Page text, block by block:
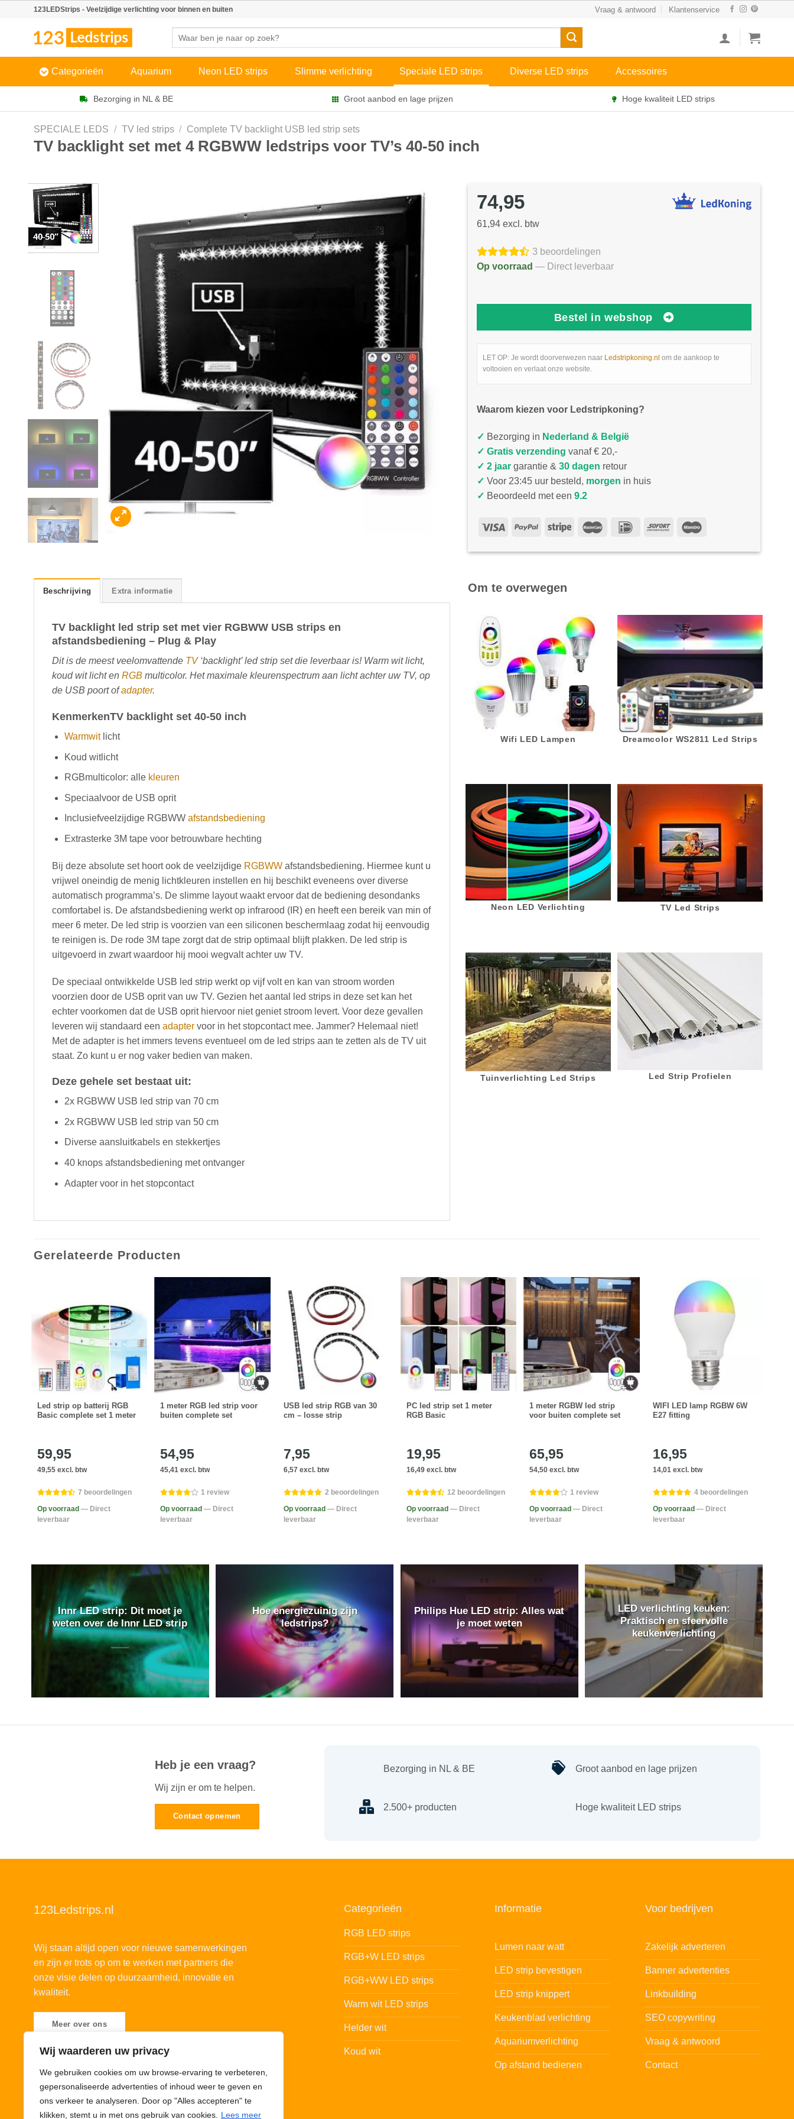
Wij waarderen uw privacy
We gebruiken cookies om uw browse-ervaring te verbeteren,
gepersonaliseerde advertenties of inhoud weer te geven en
ons verkeer te analyseren. Door op "Alles accepteren" te
klikken, stemt u in met ons gebruik van cookies.
Lees meer
123LEDStrips - Veelzijdige verlichting voor binnen en buiten Vraag & antwoord Klantenservice
Categorieën Aquarium Neon LED strips Slimme verlichting Speciale LED strips Diverse LED strips Accessoires
Bezorging in NL & BE Groot aanbod en lage prijzen Hoge kwaliteit LED strips
SPECIALE LEDS / TV led strips / Complete TV backlight USB led strip sets
TV backlight set met 4 RGBWW ledstrips voor TV’s 40-50 inch
74,95
61,94 excl. btw
3 beoordelingen
Op voorraad — Direct leverbaar
Bestel in webshop
LET OP: Je wordt doorverwezen naar Ledstripkoning.nl om de aankoop te
voltooien en verlaat onze website.
Waarom kiezen voor Ledstripkoning?
✓ Bezorging in Nederland & België
✓ Gratis verzending vanaf € 20,-
✓ 2 jaar garantie & 30 dagen retour
✓ Voor 23:45 uur besteld, morgen in huis
✓ Beoordeeld met een 9.2
Beschrijving Extra informatie
TV backlight led strip set met vier RGBWW USB strips en
afstandsbediening – Plug & Play
Dit is de meest veelomvattende TV‘backlight’ led strip set die leverbaar is! Warm wit licht,
koud wit licht en RGB multicolor. Het maximale kleurenspectrum aan licht achter uw TV, op
de USB poort ofadapter.
KenmerkenTV backlight set 40-50 inch
Warmwitlicht
Koud witlicht
RGBmulticolor: alle kleuren
Speciaalvoor de USB oprit
Inclusiefveelzijdige RGBWW afstandsbediening
Extrasterke 3M tape voor betrouwbare hechting
Bij deze absolute set hoort ook de veelzijdige RGBWW afstandsbediening. Hiermee kunt u
vrijwel oneindig de menig lichtkleuren instellen en hij beschikt eveneens over diverse
automatisch programma’s. De slimme layout waakt ervoor dat de bediening desondanks
comfortabel is. De afstandsbediening werkt op infrarood (IR) en heeft een bereik van min of
meer 6 meter. De led strip is voorzien van een siliconen beschermlaag zodat hij eenvoudig
te reinigen is. De rode 3M tape zorgt dat de strip optimaal blijft plakken. De led strip is
uitgevoerd in zwart waardoor hij mooi wegvalt achter uw TV.
De speciaal ontwikkelde USB led strip werkt op vijf volt en kan van stroom worden
voorzien door de USB oprit van uw TV. Gezien het aantal led strips in deze set kan het
echter voorkomen dat de USB oprit hiervoor niet geniet stroom levert. Voor deze gevallen
leveren wij standaard een adapter voor in het stopcontact mee. Jammer? Helemaal niet!
Met de adapter is het immers tevens eventueel om de led strips aan te zetten als de TV uit
staat. Zo kunt u er nog vaker bedien van maken.
Deze gehele set bestaat uit:
2x RGBWW USB led strip van 70 cm
2x RGBWW USB led strip van 50 cm
Diverse aansluitkabels en stekkertjes
40 knops afstandsbediening met ontvanger
Adapter voor in het stopcontact
Om te overwegen
Wifi LED Lampen Dreamcolor WS2811 Led Strips
Neon LED Verlichting TV Led Strips
Tuinverlichting Led Strips Led Strip Profielen
Gerelateerde Producten
Led strip op batterij RGB
Basic complete set 1 meter
59,95
49,55 excl. btw
7 beoordelingen
Op voorraad — Direct
leverbaar
1 meter RGB led strip voor
buiten complete set
54,95
45,41 excl. btw
1 review
Op voorraad — Direct
leverbaar
USB led strip RGB van 30
cm – losse strip
7,95
6,57 excl. btw
2 beoordelingen
Op voorraad — Direct
leverbaar
PC led strip set 1 meter
RGB Basic
19,95
16,49 excl. btw
12 beoordelingen
Op voorraad — Direct
leverbaar
1 meter RGBW led strip
voor buiten complete set
65,95
54,50 excl. btw
1 review
Op voorraad — Direct
leverbaar
WIFI LED lamp RGBW 6W
E27 fitting
16,95
14,01 excl. btw
4 beoordelingen
Op voorraad — Direct
leverbaar
Innr LED strip: Dit moet je
weten over de Innr LED strip
Hoe energiezuinig zijn
ledstrips?
Philips Hue LED strip: Alles wat
je moet weten
LED verlichting keuken:
Praktisch en sfeervolle
keukenverlichting
Heb je een vraag?
Wij zijn er om te helpen.
Contact opnemen
Bezorging in NL & BE
2.500+ producten
Groot aanbod en lage prijzen
Hoge kwaliteit LED strips
123Ledstrips.nl
Wij staan altijd open voor nieuwe samenwerkingen
en zijn er trots op om te werken met partners die
onze visie delen op duurzaamheid, innovatie en
kwaliteit.
Meer over ons
Categorieën
RGB LED strips
RGB+W LED strips
RGB+WW LED strips
Warm wit LED strips
Helder wit
Koud wit
Informatie
Lumen naar watt
LED strip bevestigen
LED strip knippert
Keukenblad verlichting
Aquariumverlichting
Op afstand bedienen
Voor bedrijven
Zakelijk adverteren
Banner advertenties
Linkbuilding
SEO copywriting
Vraag & antwoord
Contact